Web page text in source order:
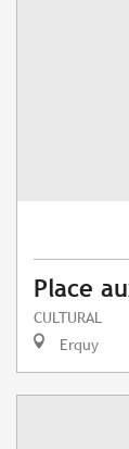
Place
CULTURAL
Erquy